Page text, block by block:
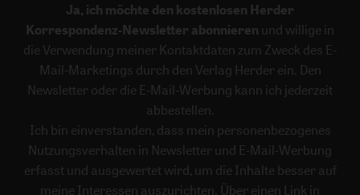
Ja, ich möchte den kostenlosen Herder
Korrespondenz-Newsletter abonnieren und willige in
die Verwendung meiner Kontaktdaten zum Zweck des E-
Mail-Marketings durch den Verlag Herder ein. Den
Newsletter oder die E-Mail-Werbung kann ich jederzeit
abbestellen.
Ich bin einverstanden, dass mein personenbezogenes
Nutzungsverhalten in Newsletter und E-Mail-Werbung
erfasst und ausgewertet wird, um die Inhalte besser auf
meine Interessen auszurichten. Über einen Link in